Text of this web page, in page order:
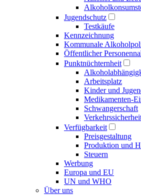
Jugendschutz
Testkäufe
Kennzeichnung
Kommunale
Öffentlicher
Punktnüchternheit
Arbeitsplatz
Kinder und
Medikamenten-
Schwangerschaft
Verfügbarkeit
Preisgestaltung
Produktion und
Steuern
Werbung
Europa und EU
UN und WHO
Über uns